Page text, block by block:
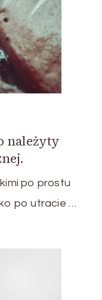
należyty
po prostu
po utracie …